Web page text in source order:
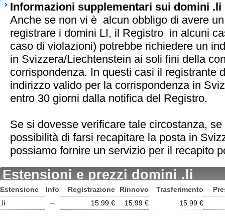
Informazioni supplementari sui domini .li
Anche se non vi è alcun obbligo di avere
registrare i domini LI, il Registro in alcuni
caso di violazioni) potrebbe richiedere un
in Svizzera/Liechtenstein ai soli fini della
corrispondenza. In questi casi il registrante
indirizzo valido per la corrispondenza in
entro 30 giorni dalla notifica del Registro.
Se si dovesse verificare tale circostanza,
possibilità di farsi recapitare la posta in
possiamo fornire un servizio per il recapito
Estensioni e prezzi domini .li
Estensione Info Registrazione Rinnovo Trasferimento
.li
─ 15.99 € 15.99 € 15.99 €